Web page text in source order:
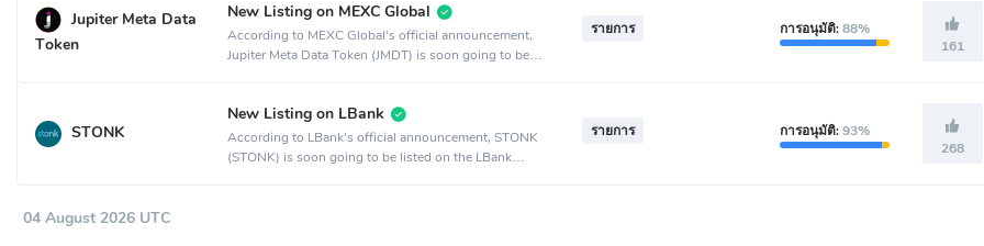
Jupiter Meta Data
Token
New Listing on MEXC Global
According to MEXC Global's official announcement,
Jupiter Meta Data Token (JMDT) is soon going to be
รายการ การอนุมัติ:88%
161
STONK
New Listing on LBank
According to LBank's official announcement, STONK
(STONK) is soon going to be listed on the LBank
รายการ การอนุมัติ:93%
268
04 August 2026 UTC